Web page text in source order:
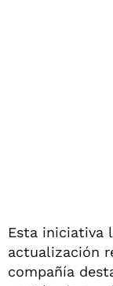
Esta iniciativa
actualización
compañía